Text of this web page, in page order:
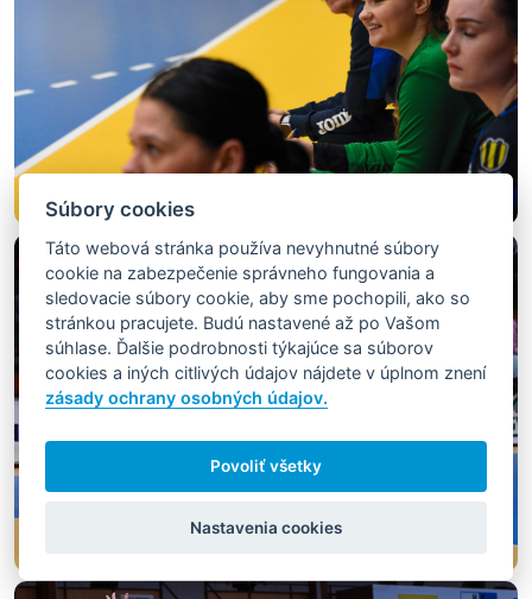
Súbory cookies
Táto webová stránka používa nevyhnutné súbory
cookie na zabezpečenie správneho fungovania a
sledovacie súbory cookie, aby sme pochopili, ako so
stránkou pracujete. Budú nastavené až po Vašom
súhlase. Ďalšie podrobnosti týkajúce sa súborov
cookies a iných citlivých údajov nájdete v úplnom znení
zásady ochrany osobných údajov.
Povoliť všetky
Nastavenia cookies